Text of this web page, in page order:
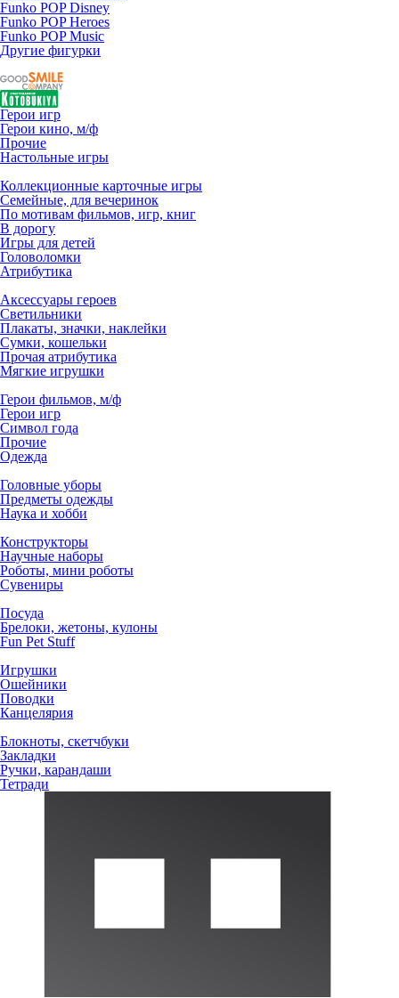
Funko POP Disney
Funko POP Heroes
Funko POP Music
Другие фигурки
Герои игр
Герои кино, м/ф
Прочие
Настольные игры
Коллекционные карточные игры
Семейные, для вечеринок
По мотивам фильмов, игр, книг
В дорогу
Игры для детей
Головоломки
Атрибутика
Аксессуары героев
Светильники
Плакаты, значки, наклейки
Сумки, кошельки
Прочая атрибутика
Мягкие игрушки
Герои фильмов, м/ф
Герои игр
Символ года
Прочие
Одежда
Головные уборы
Предметы одежды
Наука и хобби
Конструкторы
Научные наборы
Роботы, мини роботы
Сувениры
Посуда
Брелоки, жетоны, кулоны
Fun Pet Stuff
Игрушки
Ошейники
Поводки
Канцелярия
Блокноты, скетчбуки
Закладки
Ручки, карандаши
Тетради